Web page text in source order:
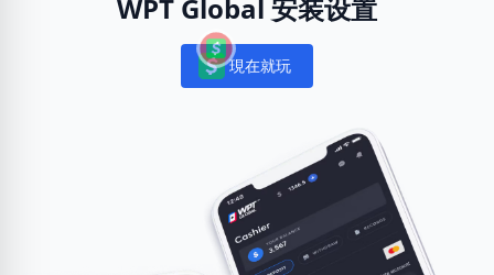
WPT Global 安装设置
Notifications
現在就玩